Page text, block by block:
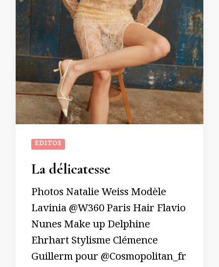
EDITOS
La délicatesse
Photos Natalie Weiss Modèle
Lavinia @W360 Paris Hair Flavio
Nunes Make up Delphine
Ehrhart Stylisme Clémence
Guillerm pour @Cosmopolitan_fr